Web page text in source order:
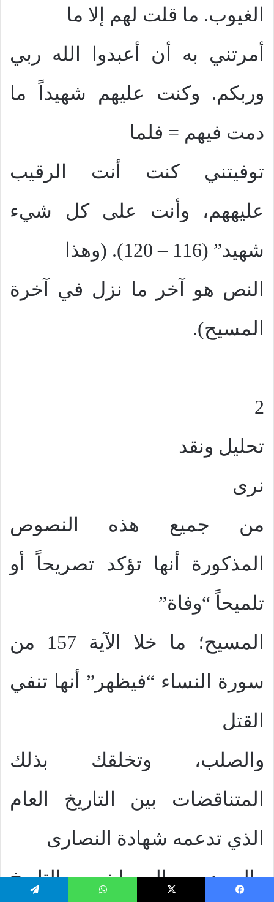
الغيوب. ما قلت لهم إلا ما
أمرتني به أن أعبدوا الله ربي
وربكم. وكنت عليهم شهيداً ما
دمت فيهم = فلما
توفيتني كنت أنت الرقيب
عليههم، وأنت على كل شيء
شهيد” (116 – 120). (وهذا
النص هو آخر ما نزل في آخرة
المسيح).
2
تحليل ونقد
نرى
من جميع هذه النصوص
المذكورة أنها تؤكد تصريحاً أو
تلميحاً “وفاة”
المسيح؛ ما خلا الآية 157 من
سورة النساء “فيظهر” أنها تنفي
القتل
والصلب، وتخلقك بذلك
المتناقضات بين التاريخ العام
الذي تدعمه شهادة النصارى
واليهود والرومان والتاريخ